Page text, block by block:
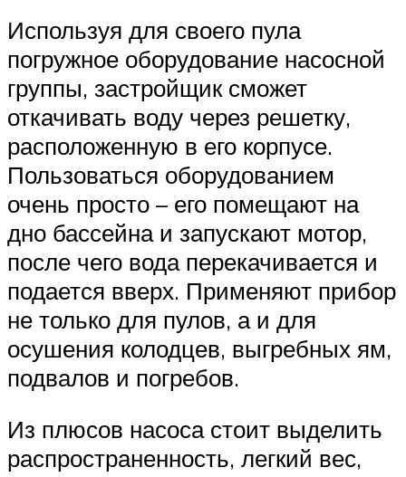
Используя для своего пула
погружное оборудование насосной
группы, застройщик сможет
откачивать воду через решетку,
расположенную в его корпусе.
Пользоваться оборудованием
очень просто – его помещают на
дно бассейна и запускают мотор,
после чего вода перекачивается и
подается вверх. Применяют прибор
не только для пулов, а и для
осушения колодцев, выгребных ям,
подвалов и погребов.
Из плюсов насоса стоит выделить
распространенность, легкий вес,